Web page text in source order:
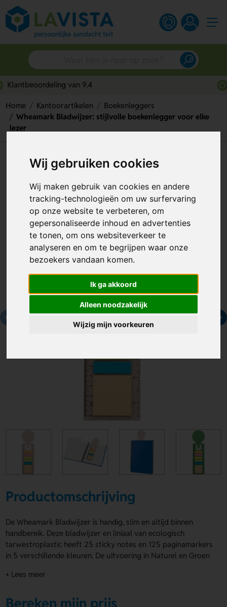
Wij gebruiken cookies
Wij maken gebruik van cookies en andere
tracking-technologieën om uw surfervaring
op onze website te verbeteren, om
gepersonaliseerde inhoud en advertenties
te tonen, om ons websiteverkeer te
analyseren en om te begrijpen waar onze
bezoekers vandaan komen.
Ik ga akkoord
Alleen noodzakelijk
Wijzig mijn voorkeuren
Snelle persoonlijke service
Home Kantoorartikelen
Boekenleggers
Wheamark Bladwijzer: stijlvolle boekenlegger voor elke
lezer
Wheamark Bladwijzer: stijlvolle
Artikelnummer:314912
Productomschrijving
De Wheamark Bladwijzer is handig, slim en altijd binnen
handbereik. Deze bladwijzer en liniaal van ecologisch
tarwestroplastic heeft 25 sticky notes en 125 paginamarkers
in 5 verschillende kleuren. De uitvoering in Naturel en Groen
houd je snel notities en pagina’s bij de hand. Laat jouw logo,
Achterzijde bovenaan of Achterzijde onderaan. Bestel of
+ Lees meer
Bereken mijn prijs